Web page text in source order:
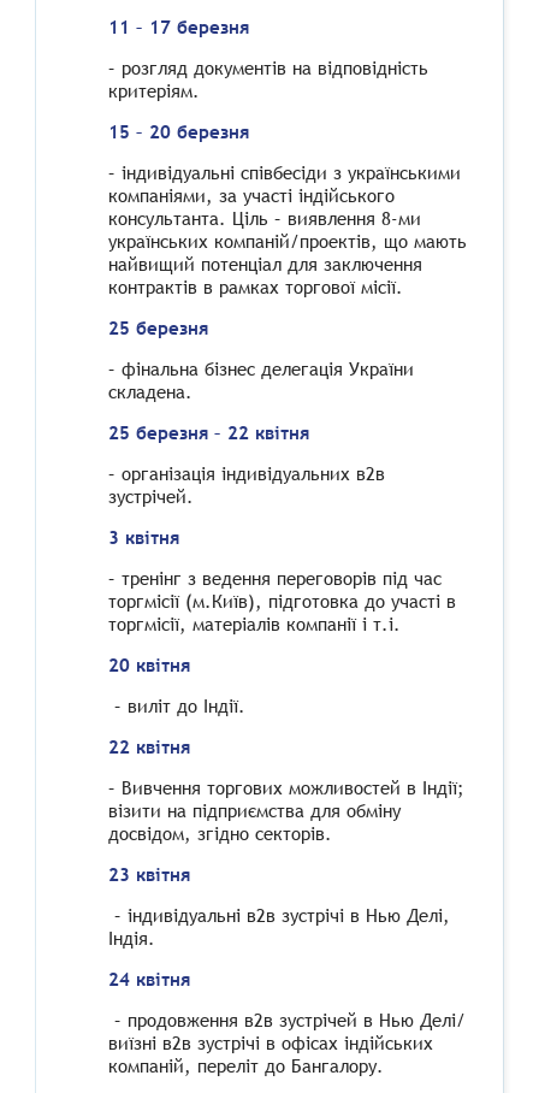
11 – 17 березня
– розгляд документів на відповідність
критеріям.
15 – 20 березня
– індивідуальні співбесіди з українськими
компаніями, за участі індійського
консультанта. Ціль – виявлення 8-ми
українських компаній/проектів, що мають
найвищий потенціал для заключення
контрактів в рамках торгової місії.
25 березня
– фінальна бізнес делегація України
складена.
25 березня – 22 квітня
– організація індивідуальних в2в
зустрічей.
3 квітня
– тренінг з ведення переговорів під час
торгмісії (м.Київ), підготовка до участі в
торгмісії, матеріалів компанії і т.і.
20 квітня
– виліт до Індії.
22 квітня
– Вивчення торгових можливостей в Індії;
візити на підприємства для обміну
досвідом, згідно секторів.
23 квітня
– індивідуальні в2в зустрічі в Нью Делі,
Індія.
24 квітня
– продовження в2в зустрічей в Нью Делі/
виїзні в2в зустрічі в офісах індійських
компаній, переліт до Бангалору.